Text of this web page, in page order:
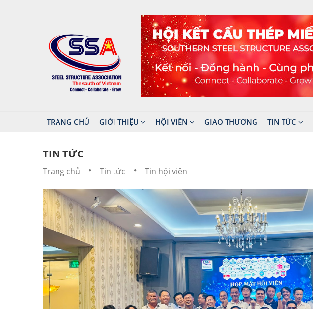
TRANG CHỦ GIỚI THIỆU HỘI VIÊN GIAO THƯƠNG TIN TỨC
TIN TỨC
Trang chủ Tin tức Tin hội viên